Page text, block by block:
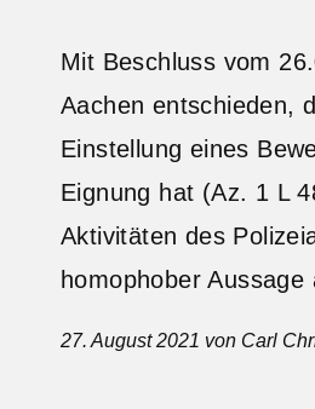
Mit Beschluss vom
Aachen entschieden,
Einstellung eines
Eignung hat (Az. 1 L
Aktivitäten des
homophober
27. August 2021 von Carl